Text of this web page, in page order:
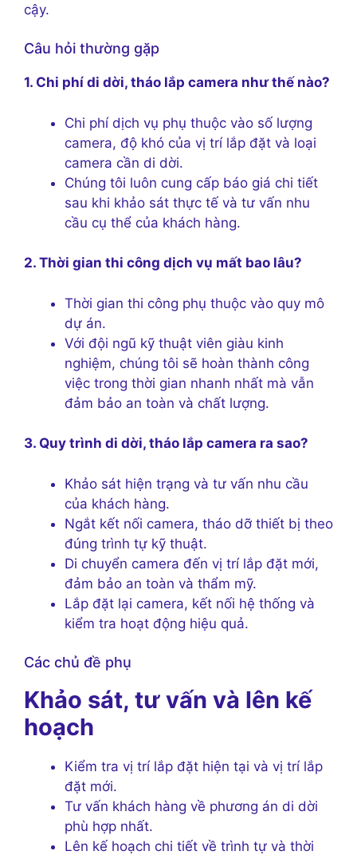
cậy.
Câu hỏi thường gặp
1. Chi phí di dời, tháo lắp camera như thế nào?
Chi phí dịch vụ phụ thuộc vào số lượng
camera, độ khó của vị trí lắp đặt và loại
camera cần di dời.
Chúng tôi luôn cung cấp báo giá chi tiết
sau khi khảo sát thực tế và tư vấn nhu
cầu cụ thể của khách hàng.
2. Thời gian thi công dịch vụ mất bao lâu?
Thời gian thi công phụ thuộc vào quy mô
dự án.
Với đội ngũ kỹ thuật viên giàu kinh
nghiệm, chúng tôi sẽ hoàn thành công
việc trong thời gian nhanh nhất mà vẫn
đảm bảo an toàn và chất lượng.
3. Quy trình di dời, tháo lắp camera ra sao?
Khảo sát hiện trạng và tư vấn nhu cầu
của khách hàng.
Ngắt kết nối camera, tháo dỡ thiết bị theo
đúng trình tự kỹ thuật.
Di chuyển camera đến vị trí lắp đặt mới,
đảm bảo an toàn và thẩm mỹ.
Lắp đặt lại camera, kết nối hệ thống và
kiểm tra hoạt động hiệu quả.
Các chủ đề phụ
Khảo sát, tư vấn và lên kế
hoạch
Kiểm tra vị trí lắp đặt hiện tại và vị trí lắp
đặt mới.
Tư vấn khách hàng về phương án di dời
phù hợp nhất.
Lên kế hoạch chi tiết về trình tự và thời